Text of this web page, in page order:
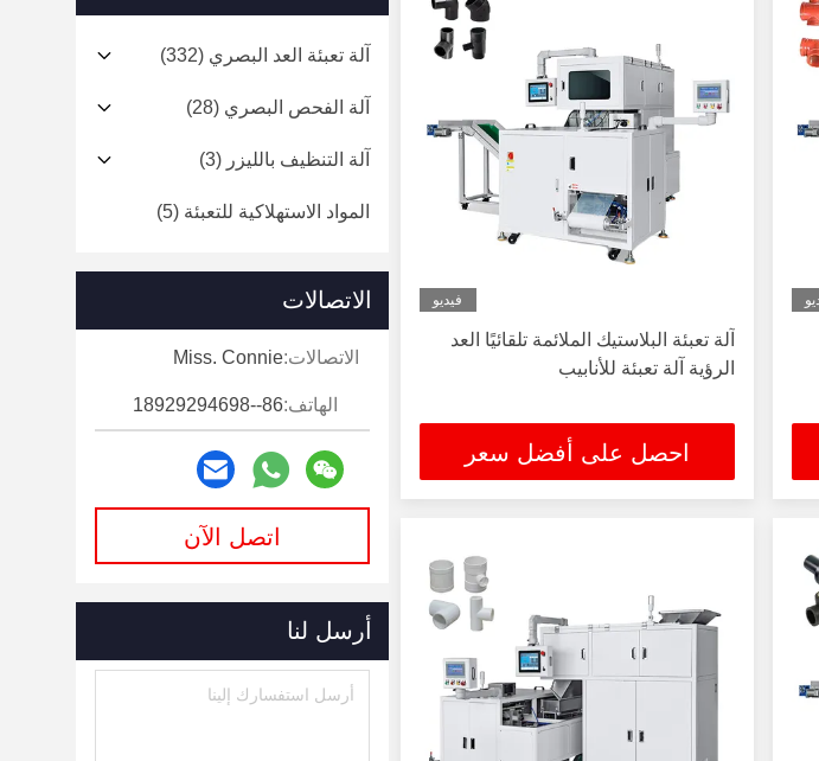
فيديو
آلة تعبئة البلاستيك الملائمة تلقائيًا العد
الرؤية آلة تعبئة للأنابيب
احصل على أفضل سعر
آلة تعبئة العد البصري (332)
آلة الفحص البصري (28)
آلة التنظيف بالليزر (3)
المواد الاستهلاكية للتعبئة (5)
الاتصالات
الاتصالات:Miss. Connie
الهاتف:86--18929294698
اتصل الآن
أرسل لنا